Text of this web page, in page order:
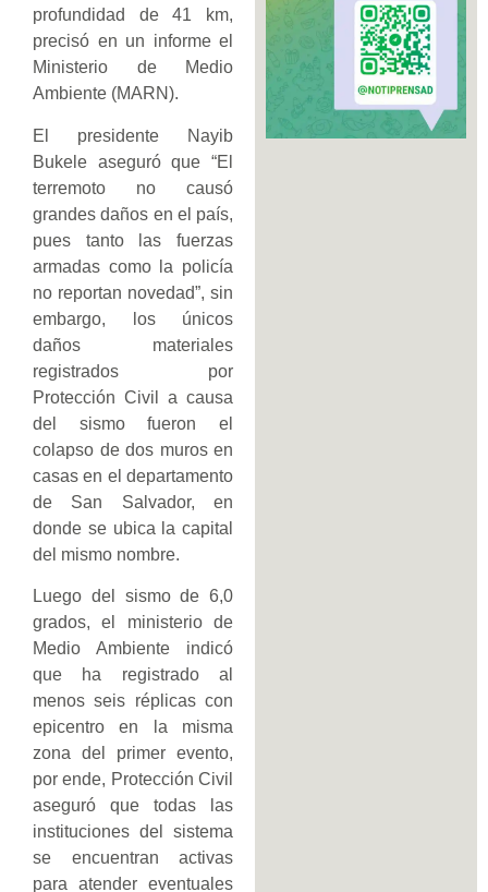
profundidad de 41 km,
precisó en un informe el
Ministerio de Medio
Ambiente (MARN).
El presidente Nayib
Bukele aseguró que “El
terremoto no causó
grandes daños en el país,
pues tanto las fuerzas
armadas como la policía
no reportan novedad”, sin
embargo, los únicos
daños materiales
registrados por
Protección Civil a causa
del sismo fueron el
colapso de dos muros en
casas en el departamento
de San Salvador, en
donde se ubica la capital
del mismo nombre.
Luego del sismo de 6,0
grados, el ministerio de
Medio Ambiente indicó
que ha registrado al
menos seis réplicas con
epicentro en la misma
zona del primer evento,
por ende, Protección Civil
aseguró que todas las
instituciones del sistema
se encuentran activas
para atender eventuales